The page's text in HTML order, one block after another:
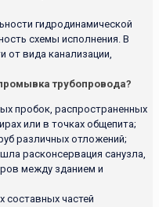
гидродинамической
схемы исполнения. В
от вида канализации,
трубопровода?
пробок, распространенных
или в точках общепита;
различных отложений;
расконсервация санузла,
между зданием и
составных частей